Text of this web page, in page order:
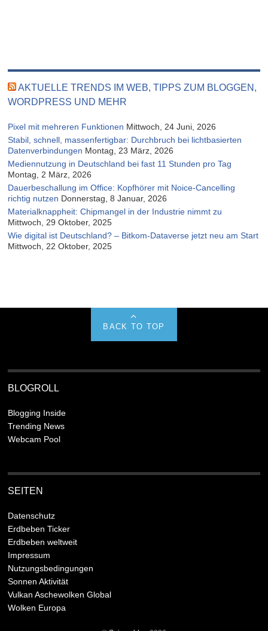
AKTUELLE TRENDS IM WEB, TIPPS ZUM BLOGGEN,
WORDPRESS UND MEHR
Pixel mit mehreren Funktionen Mittwoch, 24 Juni, 2026
Stabil, schnell, massenfertigbar: Durchbruch bei lichtbasierten
Datenverbindungen Montag, 23 März, 2026
Mediennutzung in Deutschland bei fast 11 Stunden pro Tag
Montag, 2 März, 2026
Dauerbeschallung im Office: Kopfhörer mit Noice-Cancelling
richtig nutzen Donnerstag, 8 Januar, 2026
Materialknappheit: Chipmangel in der Industrie nimmt zu
Mittwoch, 29 Oktober, 2025
Wie digital ist Deutschland? – Bitkom-Dataverse jetzt neu am Start
Mittwoch, 22 Oktober, 2025
BACK TO TOP
BLOGROLL
Blogging Inside
Trending News
Webcam Pool
SEITEN
Datenschutz
Erdbeben Ticker
Erdbeben weltweit
Impressum
Nutzungsbedingungen
Sonnen Aktivität
Vulkan Aschewolken Global
Wolken Europa